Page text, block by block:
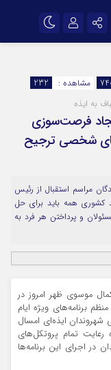
مشاهده :
232
به ایذه
فرصت‌سوزی
شخصی ترجیح
مراسم استقبال از رئیس
همه باید برای حل
و پرداختن هر فرد به
موسوی ظهر امروز در
برنامه‌های ویژه ایام
شهروندان ایذه‌ای امسال
تمام پروتکل‌های
در اجرای این برنامه‌ها